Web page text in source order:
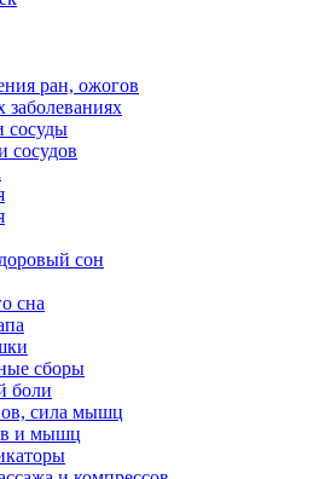
ран, ожогов
сосуды
сосудов
сон
сна
сборы
боли
сила мышц
и мышц